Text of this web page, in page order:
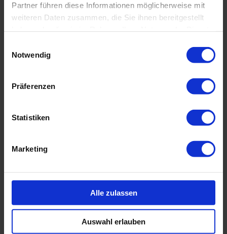
Partner führen diese Informationen möglicherweise mit
weiteren Daten zusammen, die Sie ihnen bereitgestellt
Notwendig
Präferenzen
Statistiken
Marketing
Alle zulassen
Auswahl erlauben